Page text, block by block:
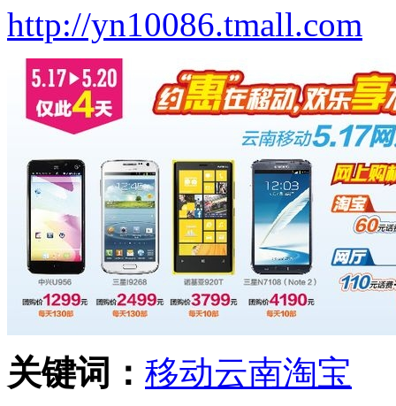
http://yn10086.tmall.com
关键词： 移动云南淘宝